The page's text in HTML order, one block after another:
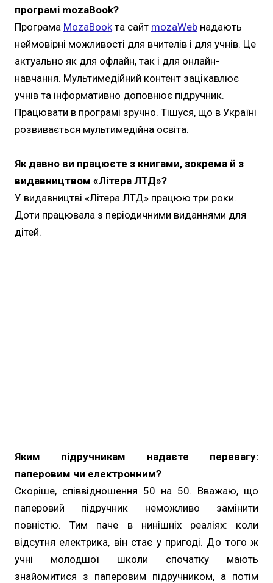
програмі mozaBook?
Програма МozaBook та сайт mozaWeb надають
неймовірні можливості для вчителів і для учнів. Це
актуально як для офлайн, так і для онлайн-
навчання. Мультимедійний контент зацікавлює
учнів та інформативно доповнює підручник.
Працювати в програмі зручно. Тішуся, що в Україні
розвивається мультимедійна освіта.
Як давно ви працюєте з книгами, зокрема й з
видавництвом «Літера ЛТД»?
У видавництві «Літера ЛТД» працюю три роки.
Доти працювала з періодичними виданнями для
дітей.
Яким підручникам надаєте перевагу:
паперовим чи електронним?
Скоріше, співвідношення 50 на 50. Вважаю, що
паперовий підручник неможливо замінити
повністю. Тим паче в нинішніх реаліях: коли
відсутня електрика, він стає у пригоді. До того ж
учні молодшої школи спочатку мають
знайомитися з паперовим підручником, а потім